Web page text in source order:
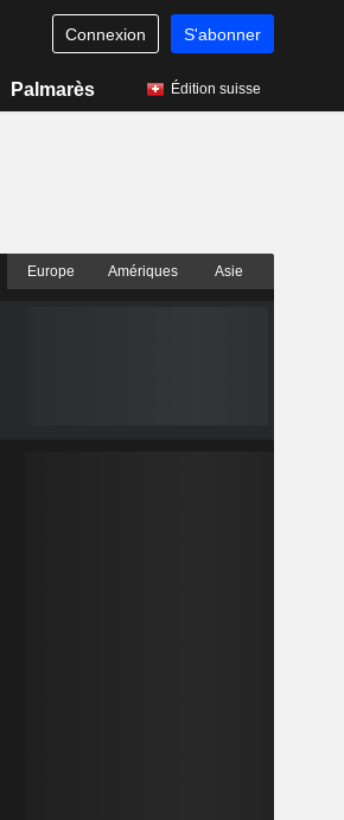
Connexion S'abonner
Palmarès Édition suisse
Europe Amériques Asie